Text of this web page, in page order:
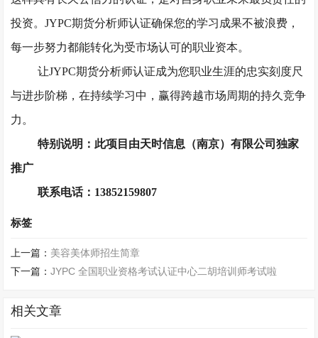
投资。JYPC期货分析师认证确保您的学习成果不被浪费，
每一步努力都能转化为受市场认可的职业资本。
让JYPC期货分析师认证成为您职业生涯的忠实刻度尺
与进步阶梯，在持续学习中，赢得跨越市场周期的持久竞争
力。
特别说明：此项目由天时信息（南京）有限公司独家
推广
联系电话：13852159807
标签
上一篇： 美容美体师招生简章
下一篇：JYPC 全国职业资格考试认证中心二胡培训师考试啦
相关文章